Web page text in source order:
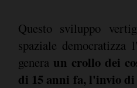
Questo sviluppo
spaziale democratizza
genera un crollo dei
di 15 anni fa, l'invio